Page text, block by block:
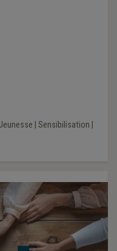
Jeunesse Sensibilisation